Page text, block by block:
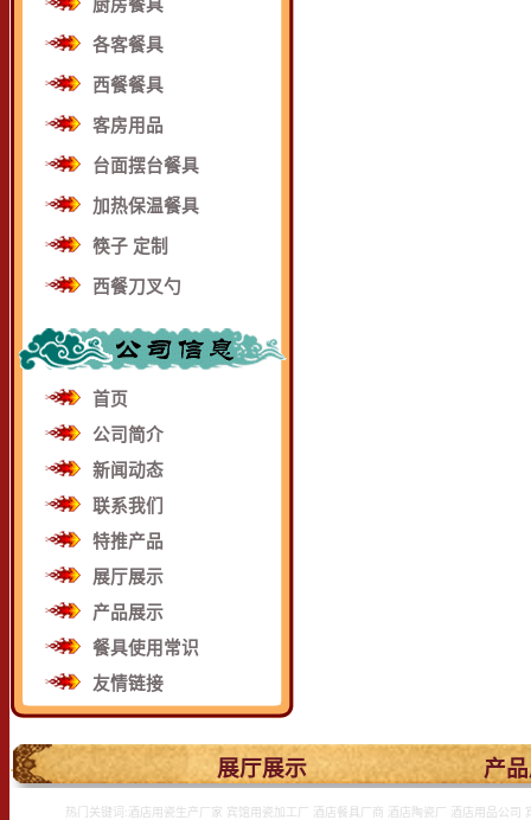
厨房餐具
各客餐具
西餐餐具
客房用品
台面摆台餐具
加热保温餐具
筷子 定制
西餐刀叉勺
首页
公司简介
新闻动态
联系我们
特推产品
展厅展示
产品展示
餐具使用常识
友情链接
. 展厅展示 产
热门关键词:酒店用瓷生产厂家 宾馆用瓷加工厂 酒店餐具厂商 酒店陶瓷厂 酒店用品公